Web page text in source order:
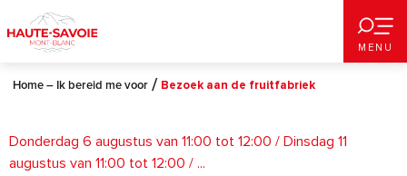
au
contenu
principal
MENU
Home – Ik bereid me voor Bezoek aan de fruitfabriek
Donderdag 6 augustus van 11:00 tot 12:00 / Dinsdag 11
augustus van 11:00 tot 12:00 / ...